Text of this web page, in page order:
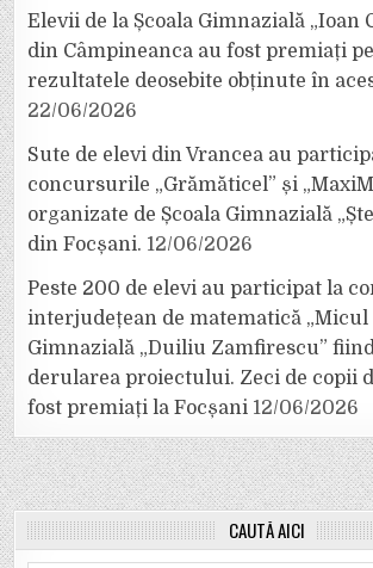
Elevii de la Școala Gimnazială „Ioan
din Câmpineanca au fost premiați
rezultatele deosebite obținute în
22/06/2026
Sute de elevi din Vrancea au
concursurile „Grămăticel” și
organizate de Școala Gimnazială
din Focșani. 12/06/2026
Peste 200 de elevi au participat la
interjudețean de matematică „Micul
Gimnazială „Duiliu Zamfirescu”
derularea proiectului. Zeci de copii
fost premiați la Focșani 12/06/2026
CAUTĂ AICI